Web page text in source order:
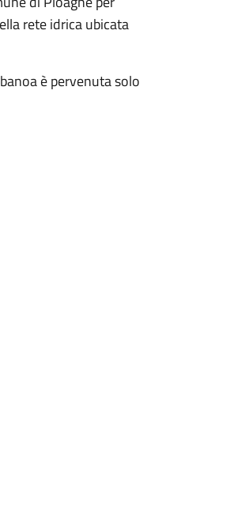
rete idrica ubicata
è pervenuta solo